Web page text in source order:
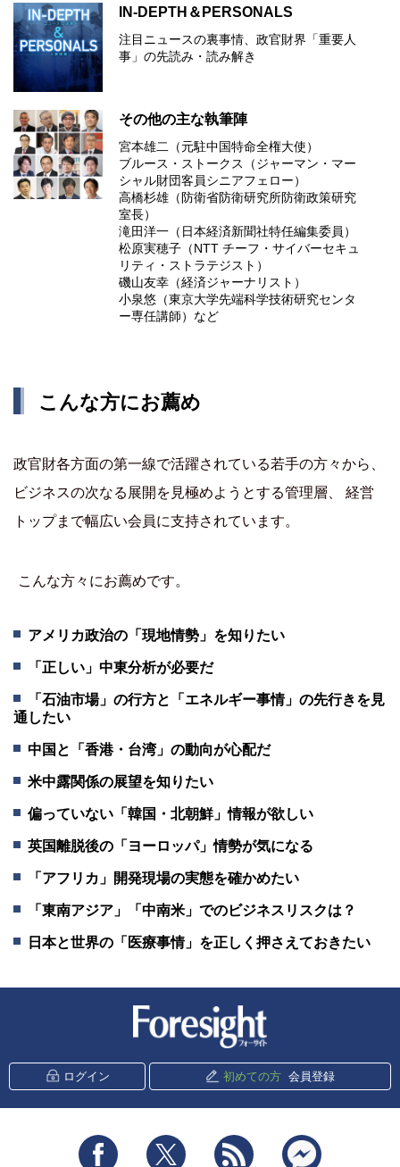
IN-DEPTH＆PERSONALS
注目ニュースの裏事情、政官財界「重要人
事」の先読み・読み解き
その他の主な執筆陣
宮本雄二（元駐中国特命全権大使）
ブルース・ストークス（ジャーマン・マー
シャル財団客員シニアフェロー）
高橋杉雄（防衛省防衛研究所防衛政策研究
室長）
滝田洋一（日本経済新聞社特任編集委員）
松原実穂子（NTT チーフ・サイバーセキュ
リティ・ストラテジスト）
磯山友幸（経済ジャーナリスト）
小泉悠（東京大学先端科学技術研究センタ
ー専任講師）など
こんな方にお薦め
政官財各方面の第一線で活躍されている若手の方々から、
ビジネスの次なる展開を見極めようとする管理層、 経営
トップまで幅広い会員に支持されています。
こんな方々にお薦めです。
アメリカ政治の「現地情勢」を知りたい
「正しい」中東分析が必要だ
「石油市場」の行方と「エネルギー事情」の先行きを見
通したい
中国と「香港・台湾」の動向が心配だ
米中露関係の展望を知りたい
偏っていない「韓国・北朝鮮」情報が欲しい
英国離脱後の「ヨーロッパ」情勢が気になる
「アフリカ」開発現場の実態を確かめたい
「東南アジア」「中南米」でのビジネスリスクは？
日本と世界の「医療事情」を正しく押さえておきたい
ログイン 初めての方 会員登録
Facebook Twitter RSS